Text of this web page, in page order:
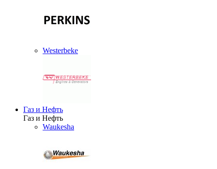
Westerbeke
Газ и Нефть
Газ и Нефть
Waukesha